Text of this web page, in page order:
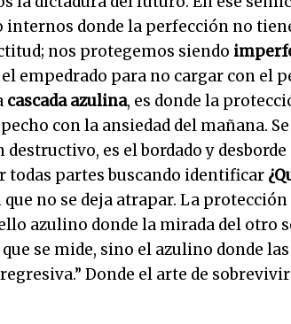
internos donde la perfección no
nos protegemos siendo
empedrado para no cargar con el
cascada azulina, es donde la
con la ansiedad del mañana.
es el bordado y
todas partes buscando identificar
no se deja atrapar. La
azulino donde la mirada del otro
se mide, sino el azulino donde
Donde el arte de